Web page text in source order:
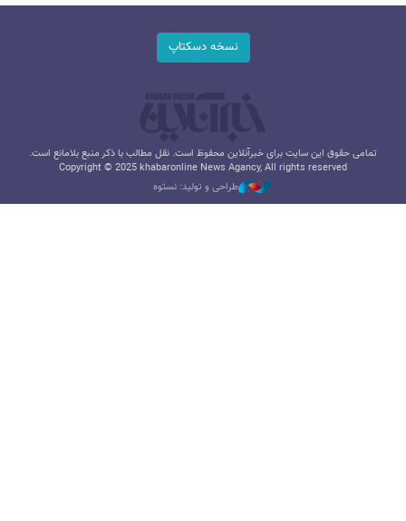
نسخه دسکتاپ
تمامی حقوق این سایت برای خبرآنلاین محفوظ است. نقل مطالب با ذکر منبع بلامانع است.
Copyright © 2025 khabaronline News Agancy, All rights reserved
طراحی و تولید: نستوه